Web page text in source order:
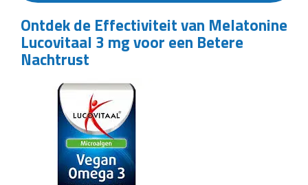
Ontdek de Effectiviteit van Melatonine
Lucovitaal 3 mg voor een Betere
Nachtrust